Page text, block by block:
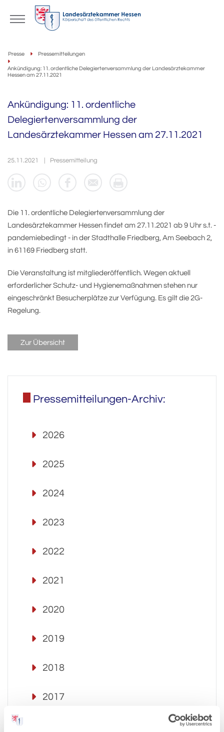
Presse Pressemitteilungen
Ankündigung: 11. ordentliche Delegiertenversammlung der Landesärztekammer
Hessen am 27.11.2021
Ankündigung: 11. ordentliche
Delegiertenversammlung der
Landesärztekammer Hessen am 27.11.2021
25.11.2021 Pressemitteilung
Die 11. ordentliche Delegiertenversammlung der
Landesärztekammer Hessen findet am 27.11.2021 ab 9 Uhr s.t. -
pandemiebedingt - in der Stadthalle Friedberg, Am Seebach 2,
in 61169 Friedberg statt.
Die Veranstaltung ist mitgliederöffentlich. Wegen aktuell
erforderlicher Schutz- und Hygienemaßnahmen stehen nur
eingeschränkt Besucherplätze zur Verfügung. Es gilt die 2G-
Regelung.
Zur Übersicht
Pressemitteilungen-Archiv:
2026
2025
2024
2023
2022
2021
2020
2019
2018
2017